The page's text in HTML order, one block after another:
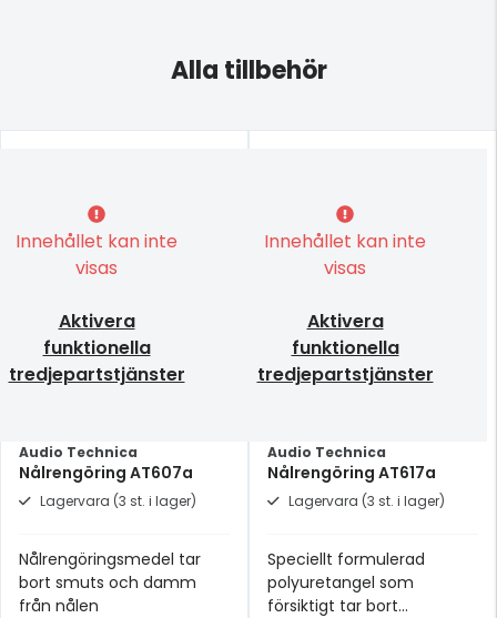
Alla tillbehör
Innehållet kan inte
visas
Aktivera
funktionella
tredjepartstjänster
Audio Technica
Nålrengöring AT607a
Lagervara (3 st. i lager)
Nålrengöringsmedel tar
bort smuts och damm
från nålen
Innehållet kan inte
visas
Aktivera
funktionella
tredjepartstjänster
Audio Technica
Nålrengöring AT617a
Lagervara (3 st. i lager)
Speciellt formulerad
polyuretangel som
försiktigt tar bort